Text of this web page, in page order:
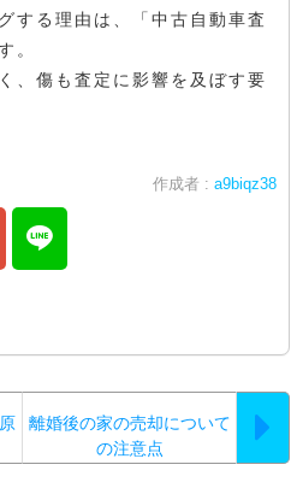
する理由は、「中古自動車査
。
、傷も査定に影響を及ぼす要
作成者 : a9biqz38
離婚後の家の売却について
の注意点